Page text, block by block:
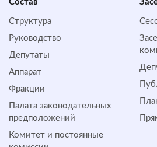
Состав
Структура
Руководство
Депутаты
Аппарат
Фракции
Палата законодательных
предположений
Комитет и постоянные